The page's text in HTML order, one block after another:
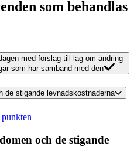
som behandlas
med förslag till lag om ändring
som har samband med den
de stigande levnadskostnaderna
och de stigande